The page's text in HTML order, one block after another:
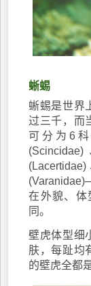
蜥蜴
蜥蜴是世界
过三千，而
可分为6
在外貌、体
同。
壁虎体型细
肤，每趾均
的壁虎全都